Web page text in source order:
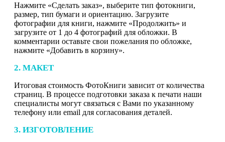
Нажмите «Сделать заказ», выберите тип фотокниги,
размер, тип бумаги и ориентацию. Загрузите
фотографии для книги, нажмите «Продолжить» и
загрузите от 1 до 4 фотографий для обложки. В
комментарии оставьте свои пожелания по обложке,
нажмите «Добавить в корзину».
2. МАКЕТ
Итоговая стоимость ФотоКниги зависит от количества
страниц. В процессе подготовки заказа к печати наши
специалисты могут связаться с Вами по указанному
телефону или email для согласования деталей.
3. ИЗГОТОВЛЕНИЕ